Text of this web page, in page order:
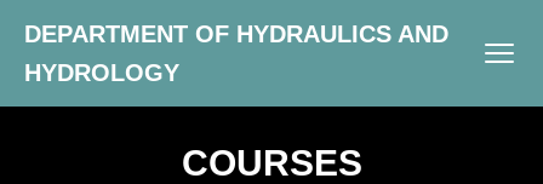
DEPARTMENT OF HYDRAULICS AND
HYDROLOGY
COURSES